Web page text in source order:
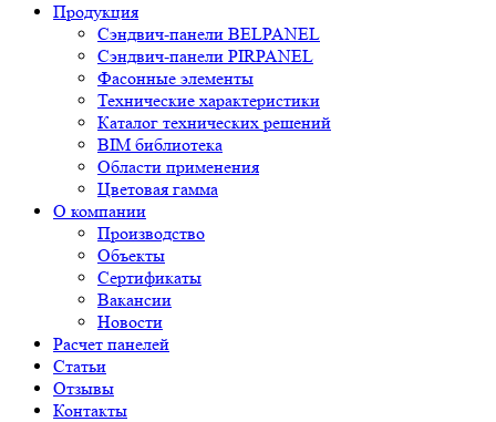
Продукция
Сэндвич-панели BELPANEL
Сэндвич-панели PIRPANEL
Фасонные элементы
Технические характеристики
Каталог технических решений
BIM библиотека
Области применения
Цветовая гамма
О компании
Производство
Объекты
Сертификаты
Вакансии
Новости
Расчет панелей
Статьи
Отзывы
Контакты